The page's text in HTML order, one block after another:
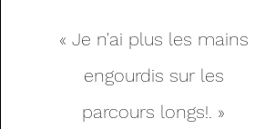
« Je n'ai plus les mains
engourdis sur les
parcours longs!. »